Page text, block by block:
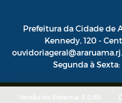
Prefeitura da Cidade de
Kennedy, 120 -
Segunda à Sexta:
Versão do Sistema: 5.0.65